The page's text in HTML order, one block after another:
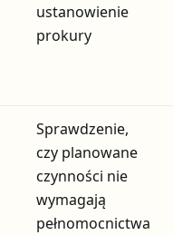
ustanowienie
prokury
Sprawdzenie,
czy planowane
czynności nie
wymagają
pełnomocnictwa